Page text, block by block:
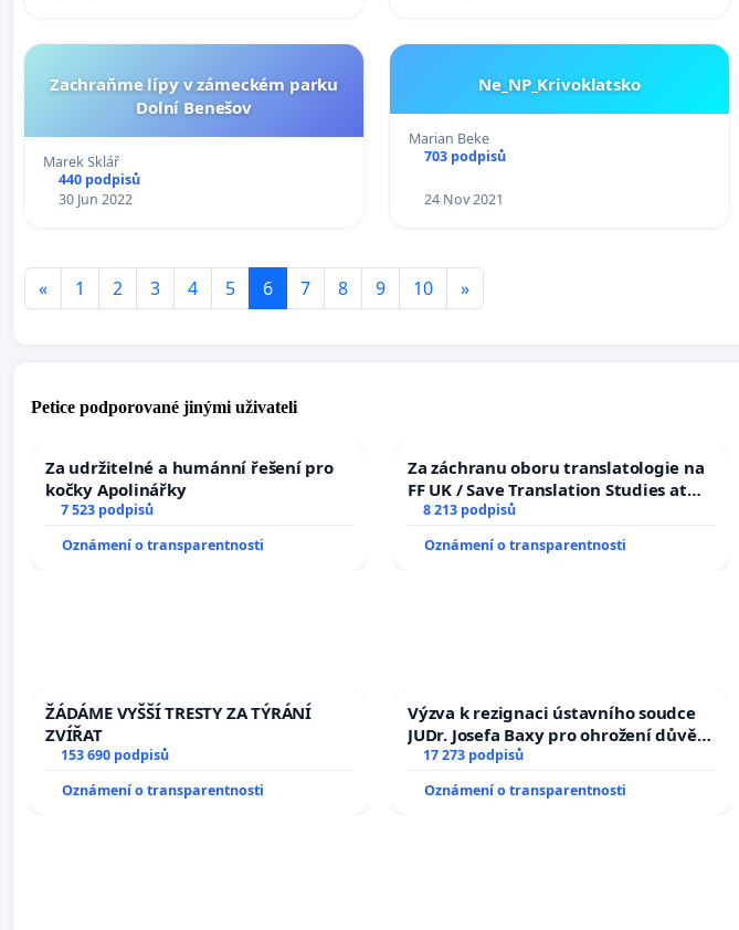
Zachraňme lípy v zámeckém parku
Dolní Benešov
Marek Sklář
440 podpisů
30 Jun 2022
Ne_NP_Krivoklatsko
Marian Beke
703 podpisů
24 Nov 2021
« 1 2 3 4 5 6 7 8 9 10 »
Petice podporované jinými uživateli
Za udržitelné a humánní řešení pro
kočky Apolinářky
7 523 podpisů
Oznámení o transparentnosti
Za záchranu oboru translatologie na
FF UK / Save Translation Studies at
the Faculty of Arts, Charles
University
8 213 podpisů
Oznámení o transparentnosti
ŽÁDÁME VYŠŠÍ TRESTY ZA TÝRÁNÍ
ZVÍŘAT
153 690 podpisů
Oznámení o transparentnosti
Výzva k rezignaci ústavního soudce
JUDr. Josefa Baxy pro ohrožení důvěry
ve spravedlivý proces
17 273 podpisů
Oznámení o transparentnosti